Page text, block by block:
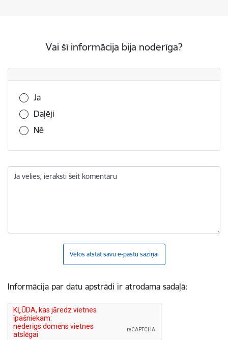
Vai šī informācija bija noderīga?
Vai šī informācija bija noderīga?
Jā
Daļēji
Nē
Ja vēlies, ieraksti šeit komentāru
Vēlos atstāt savu e-pastu saziņai
Informācija par datu apstrādi ir atrodama sadaļā: